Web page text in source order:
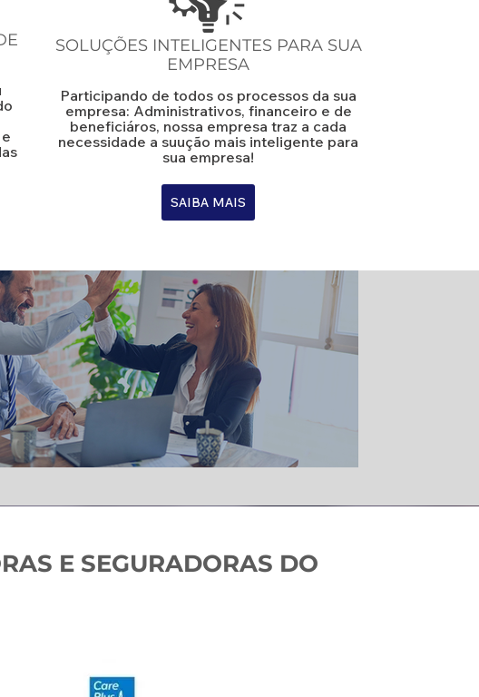
SOLUÇÕES INTELIGENTES PARA SUA
EMPRESA
Participando de todos os processos da sua
empresa: Administrativos, financeiro e de
beneficiáros, nossa empresa traz a cada
necessidade a suução mais inteligente para
sua empresa!
SAIBA MAIS
E SEGURADORAS DO